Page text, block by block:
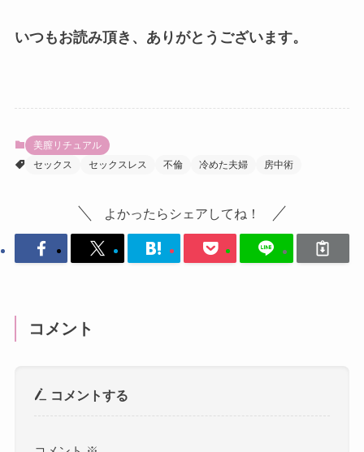
いつもお読み頂き、ありがとうございます。
美膣リチュアル
セックス
セックスレス 不倫 冷めた夫婦 房中術
よかったらシェアしてね！
コメント
コメントする